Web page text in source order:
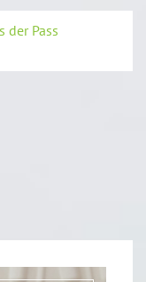
der Pass